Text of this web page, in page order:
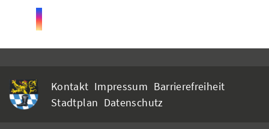
Kontakt Impressum Barrierefreiheit
Stadtplan Datenschutz